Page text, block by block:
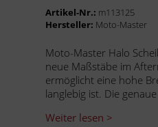
Artikel-Nr.: m113125
Hersteller: Moto-Master
Moto-Master Halo
neue Maßstäbe im
ermöglicht eine hohe
langlebig ist. Die
Weiter lesen >